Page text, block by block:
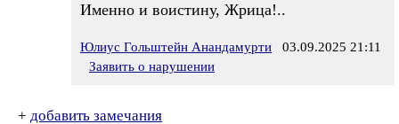
Именно и воистину, Жрица!..
Юлиус Гольштейн Анандамурти 03.09.2025 21:11
Заявить о нарушении
+ добавить замечания